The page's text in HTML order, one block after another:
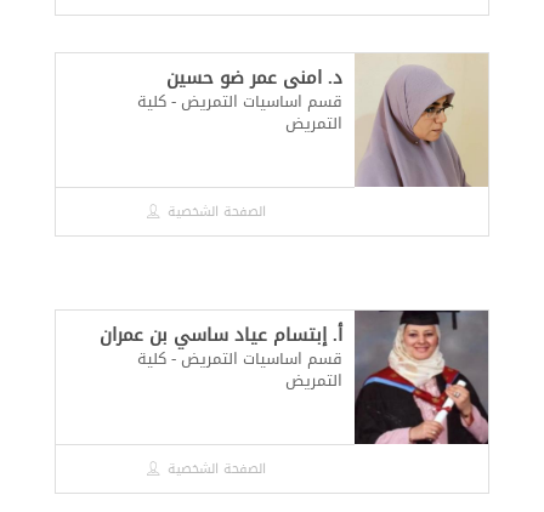
د. امنى عمر ضو حسين
قسم اساسيات التمريض - كلية
التمريض
الصفحة الشخصية
أ. إبتسام عياد ساسي بن عمران
قسم اساسيات التمريض - كلية
التمريض
الصفحة الشخصية